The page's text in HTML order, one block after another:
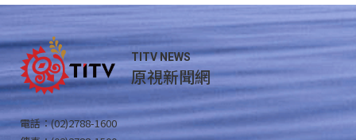
TITV NEWS
原視新聞網
電話：(02)2788-1600